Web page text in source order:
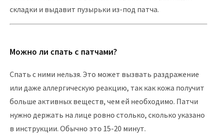
складки и выдавит пузырьки из-под патча.
Можно ли спать с патчами?
Спать с ними нельзя. Это может вызвать раздражение
или даже аллергическую реакцию, так как кожа получит
больше активных веществ, чем ей необходимо. Патчи
нужно держать на лице ровно столько, сколько указано
в инструкции. Обычно это 15-20 минут.